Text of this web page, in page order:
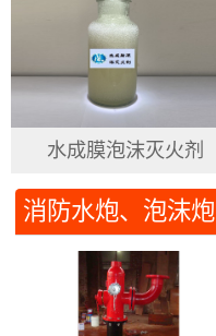
水成膜泡沫灭火剂
消防水炮、泡沫炮